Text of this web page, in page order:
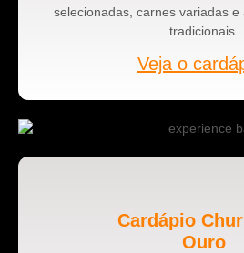
selecionadas, carnes variadas
tradicionais.
Veja o
Cardápio
Ouro